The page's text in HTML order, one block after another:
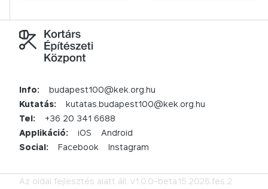
Info:
budapest100@kek.org.hu
Kutatás:
kutatas.budapest100@kek.org.hu
Tel:
+36 20 341 6688
Applikáció:
iOS
Android
Social:
Facebook Instagram
Az oldal fejlesztés alatt áll. v1.0.0-beta.15.2026.fes.2